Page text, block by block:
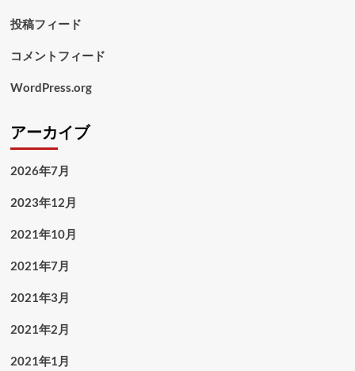
投稿フィード
コメントフィード
WordPress.org
アーカイブ
2026年7月
2023年12月
2021年10月
2021年7月
2021年3月
2021年2月
2021年1月